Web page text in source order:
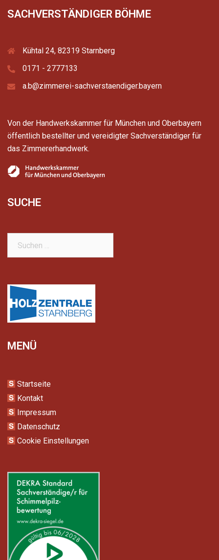
SACHVERSTÄNDIGER BÖHME
Kühtal 24, 82319 Starnberg
0171 - 2777133
a.b@zimmerei-sachverstaendiger.bayern
Von der Handwerkskammer für München und Oberbayern
öffentlich bestellter und vereidigter Sachverständiger für
das Zimmererhandwerk.
SUCHE
nach:
MENÜ
Startseite
Kontakt
Impressum
Datenschutz
Cookie Einstellungen